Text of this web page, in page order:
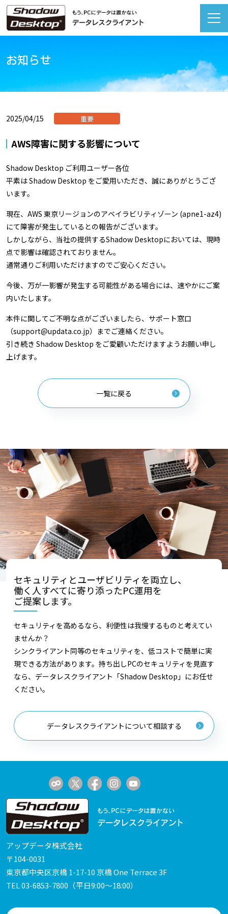
お知らせ
2025/04/15 重要
AWS障害に関する影響について
Shadow Desktop ご利用ユーザー各位
平素は Shadow Desktop をご愛用いただき、誠にありがとうござ
います。
現在、 AWS 東京リージョンのアベイラビリティゾーン (apne1-az4)
にて障害が発生しているとの報告がございます。
しかしながら、当社の提供するShadow Desktopにおいては、現時
点で影響は確認されておりません。
通常通りご利用いただけますのでご安心ください。
今後、万が一影響が発生する可能性がある場合には、速やかにご案
内いたします。
本件に関してご不明な点がございましたら、サポート窓口
（support@updata.co.jp）までご連絡ください。
引き続き Shadow Desktop をご愛顧いただけますようお願い申し
上げます。
一覧に戻る
セキュリティとユーザビリティを両立し、
働く人すべてに寄り添ったPC運用を
ご提案します。
セキュリティを高めるなら、利便性は我慢するものと考えてい
ませんか？
シンクライアント同等のセキュリティを、低コストで簡単に実
現できる方法があります。持ち出しPCのセキュリティを見直す
なら、データレスクライアント「Shadow Desktop」にお任せ
ください。
データレスクライアントについて相談する
アップデータ株式会社
〒104-0031
東京都中央区京橋 1-17-10 京橋 One Terrace 3F
TEL03-6853-7800 （平日9:00～18:00）